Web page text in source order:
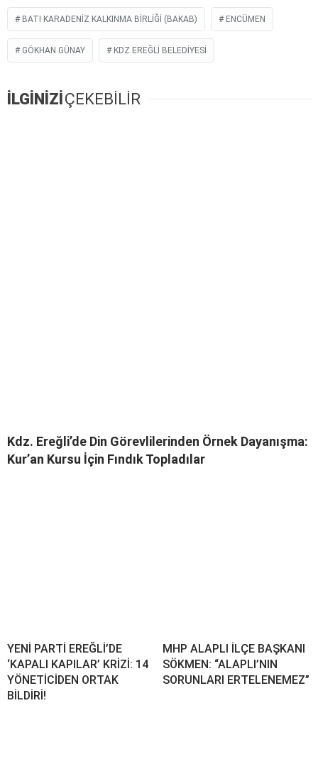
BATI KARADENIZ KALKINMA BIRLIĞI (BAKAB) ENCÜMEN
GÖKHAN GÜNAY KDZ.EREĞLI BELEDIYESI
İLGİNİZİ ÇEKEBİLİR
Kdz. Ereğli’de Din Görevlilerinden Örnek Dayanışma:
Kur’an Kursu İçin Fındık Topladılar
YENİ PARTİ EREĞLİ’DE
‘KAPALI KAPILAR’ KRİZİ: 14
YÖNETİCİDEN ORTAK
BİLDİRİ!
MHP ALAPLI İLÇE BAŞKANI
SÖKMEN: “ALAPLI’NIN
SORUNLARI ERTELENEMEZ”